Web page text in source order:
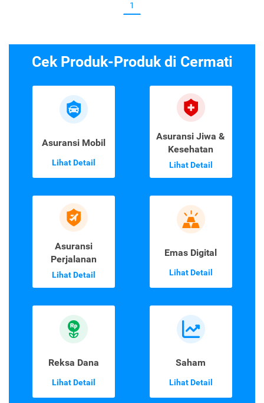
1
Cek Produk-Produk di Cermati
Asuransi Mobil
Lihat Detail
Asuransi Jiwa &
Kesehatan
Lihat Detail
Asuransi
Perjalanan
Lihat Detail
Emas Digital
Lihat Detail
Reksa Dana
Lihat Detail
Saham
Lihat Detail